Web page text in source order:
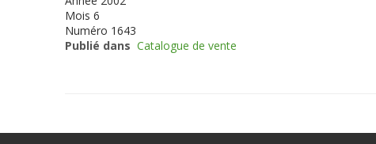
Mois 6
Numéro 1643
Publié dans Catalogue de vente